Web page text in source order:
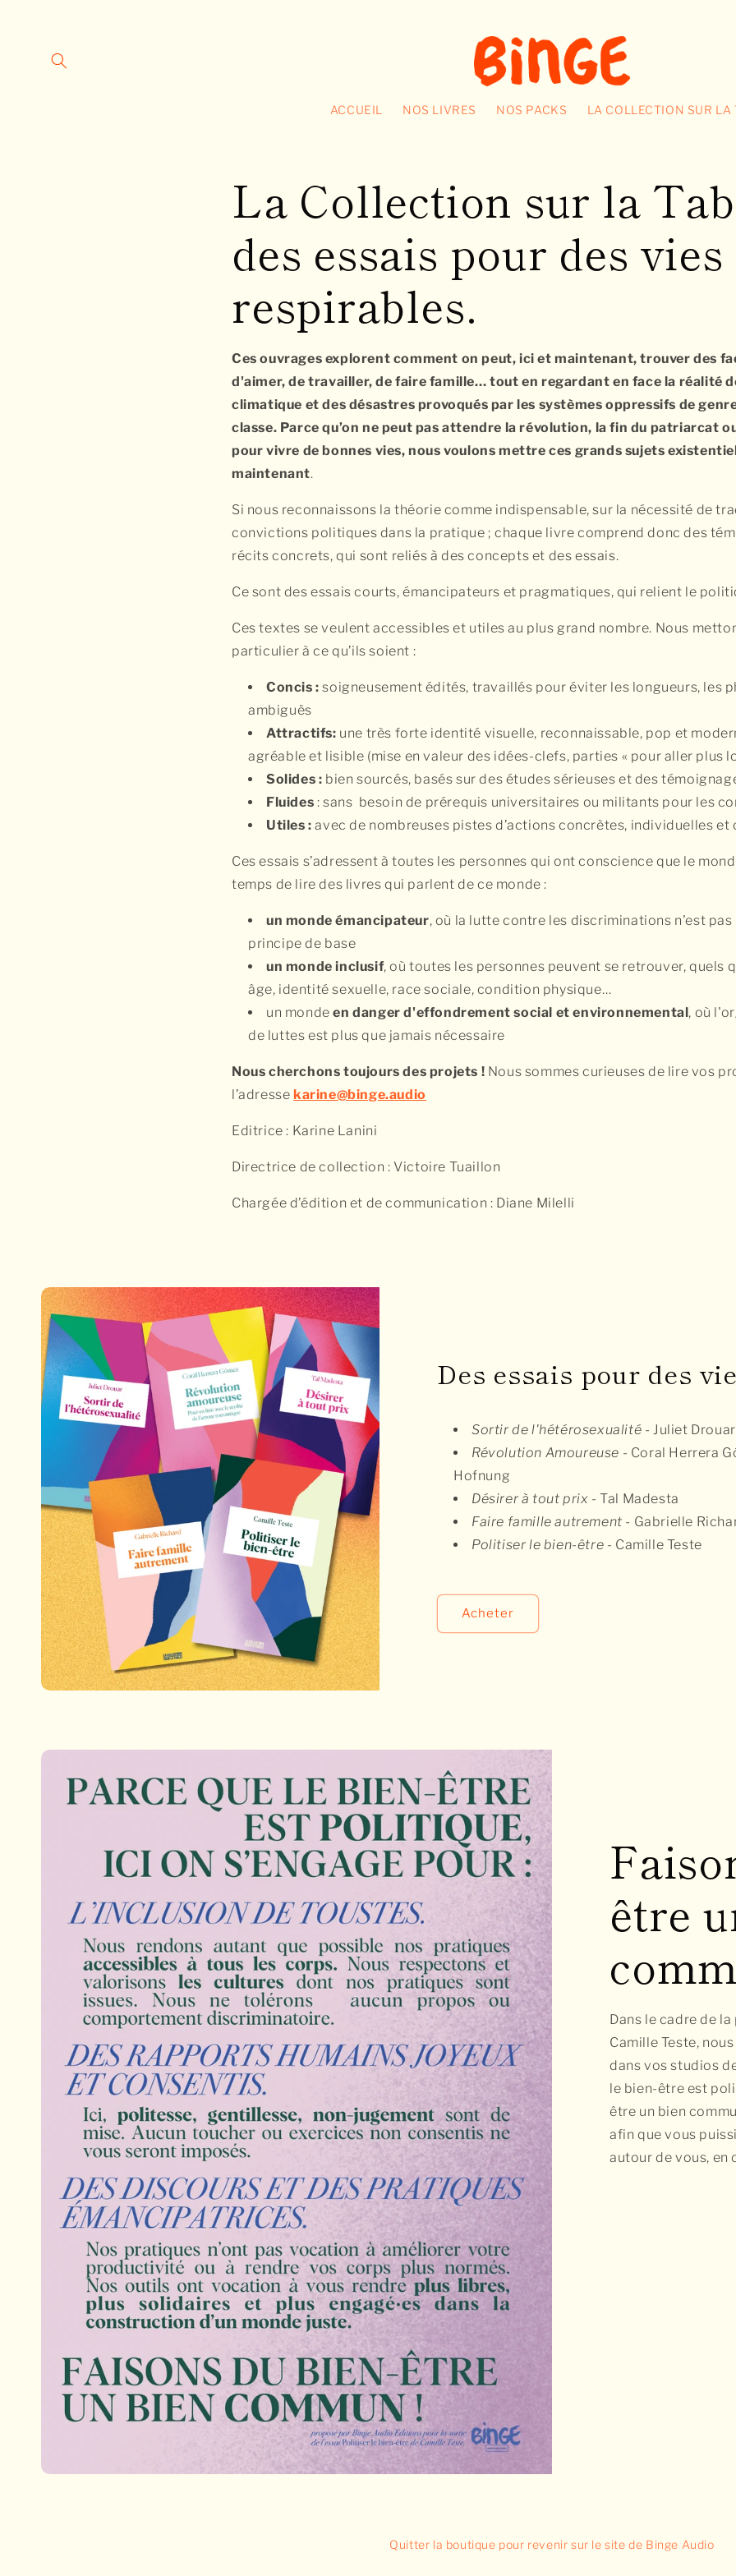
ACCUEIL NOS LIVRES NOS PACKS LA COLLECTION SUR LA
La Collection sur la
des essais pour des vies
respirables.
Ces ouvrages explorent comment on peut, ici et maintenant, trouver des
d'aimer, de travailler, de faire famille… tout en regardant en face la réalité
climatique et des désastres provoqués par les systèmes oppressifs de
classe. Parce qu’on ne peut pas attendre la révolution, la fin du patriarcat
pour vivre de bonnes vies, nous voulons mettre ces grands sujets
maintenant.
Si nous reconnaissons la théorie comme indispensable, sur la nécessité de
convictions politiques dans la pratique ; chaque livre comprend donc des
récits concrets, qui sont reliés à des concepts et des essais.
Ce sont des essais courts, émancipateurs et pragmatiques, qui relient le
Ces textes se veulent accessibles et utiles au plus grand nombre. Nous
particulier à ce qu’ils soient :
Concis : soigneusement édités, travaillés pour éviter les longueurs, les
ambiguës
Attractifs: une très forte identité visuelle, reconnaissable, pop et
agréable et lisible (mise en valeur des idées-clefs, parties « pour aller plus
Solides : bien sourcés, basés sur des études sérieuses et des
Fluides : sans besoin de prérequis universitaires ou militants pour les
Utiles : avec de nombreuses pistes d’actions concrètes, individuelles
Ces essais s’adressent à toutes les personnes qui ont conscience que le
temps de lire des livres qui parlent de ce monde :
un monde émancipateur, où la lutte contre les discriminations n'est pas
principe de base
un monde inclusif, où toutes les personnes peuvent se retrouver, quels
âge, identité sexuelle, race sociale, condition physique…
un mondeen danger d'effondrement social et environnemental, où
de luttes est plus que jamais nécessaire
Nous cherchons toujours des projets ! Nous sommes curieuses de lire vos
l’adresse karine@binge.audio
Editrice : Karine Lanini
Directrice de collection : Victoire Tuaillon
Chargée d’édition et de communication : Diane Milelli
Des essais pour des
Sortir de l'hétérosexualité - Juliet Drouar
Révolution Amoureuse - Coral Herrera
Hofnung
Désirer à tout prix - Tal Madesta
Faire famille autrement - Gabrielle
Politiser le bien-être - Camille Teste
Acheter
être
Dans le cadre de
Camille Teste,
dans vos studios
le bien-être est
être un bien
afin que vous
autour de vous,
Quitter la boutique pour revenir sur le site de Binge Audio